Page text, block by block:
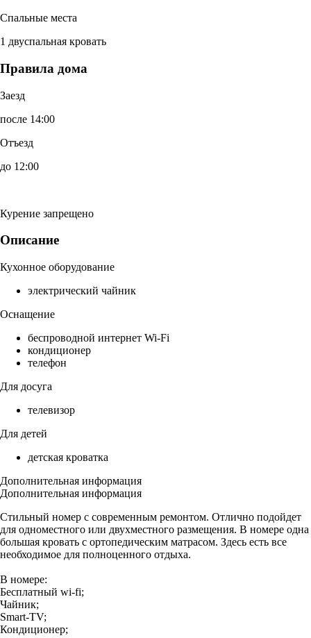
Спальные места
1 двуспальная кровать
Правила дома
Заезд
после 14:00
Отъезд
до 12:00
Курение запрещено
Описание
Кухонное оборудование
электрический чайник
Оснащение
беспроводной интернет Wi-Fi
кондиционер
телефон
Для досуга
телевизор
Для детей
детская кроватка
Дополнительная информация
Дополнительная информация
Стильный номер с современным ремонтом. Отлично подойдет
для одноместного или двухместного размещения. В номере одна
большая кровать с ортопедическим матрасом. Здесь есть все
необходимое для полноценного отдыха.
В номере:
Бесплатный wi-fi;
Чайник;
Smart-TV;
Кондиционер;